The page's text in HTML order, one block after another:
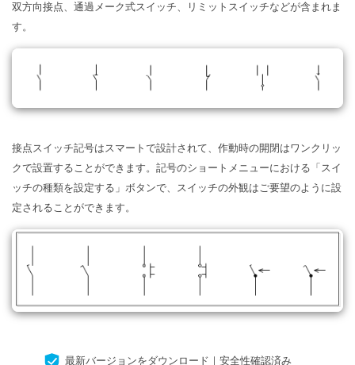
双方向接点、通過メーク式スイッチ、リミットスイッチなどが含まれま
す。
接点スイッチ記号はスマートで設計されて、作動時の開閉はワンクリッ
クで設置することができます。記号のショートメニューにおける「スイ
ッチの種類を設定する」ボタンで、スイッチの外観はご要望のように設
定されることができます。
最新バージョンをダウンロード｜安全性確認済み